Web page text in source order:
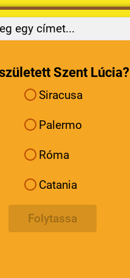
egy címet...
Szent Lúcia?
Siracusa
Palermo
Róma
Catania
Folytassa